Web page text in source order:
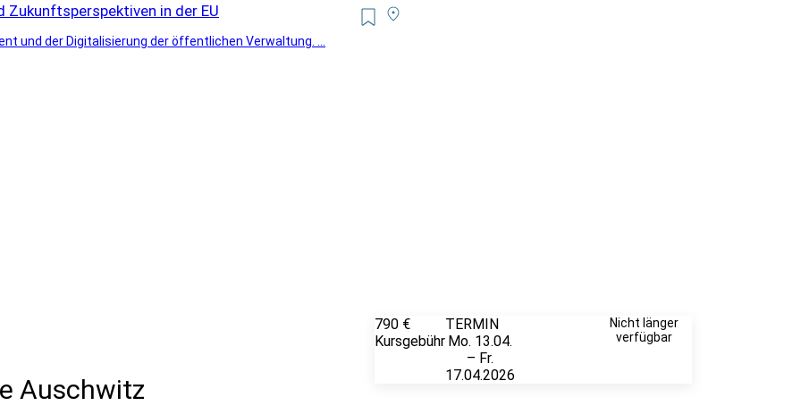
Zukunftsperspektiven in der EU
und der Digitalisierung der öffentlichen Verwaltung. ...
Auschwitz
790 €
Kursgebühr
TERMIN
Mo. 13.04.
– Fr.
17.04.2026
Nicht länger
verfügbar